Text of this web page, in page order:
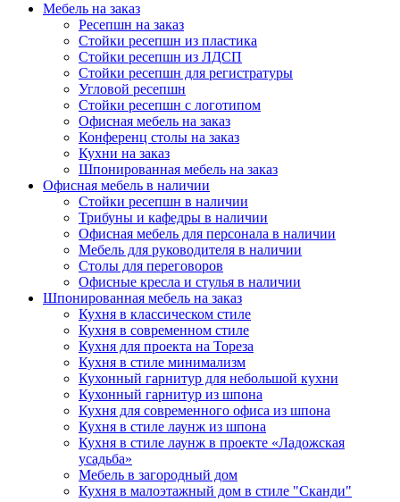
Мебель на заказ
Ресепшн на заказ
Стойки ресепшн из пластика
Стойки ресепшн из ЛДСП
Стойки ресепшн для регистратуры
Угловой ресепшн
Стойки ресепшн с логотипом
Офисная мебель на заказ
Конференц столы на заказ
Кухни на заказ
Шпонированная мебель на заказ
Офисная мебель в наличии
Стойки ресепшн в наличии
Трибуны и кафедры в наличии
Офисная мебель для персонала в наличии
Мебель для руководителя в наличии
Столы для переговоров
Офисные кресла и стулья в наличии
Шпонированная мебель на заказ
Кухня в классическом стиле
Кухня в современном стиле
Кухня для проекта на Тореза
Кухня в стиле минимализм
Кухонный гарнитур для небольшой кухни
Кухонный гарнитур из шпона
Кухня для современного офиса из шпона
Кухня в стиле лаунж из шпона
Кухня в стиле лаунж в проекте «Ладожская
усадьба»
Мебель в загородный дом
Кухня в малоэтажный дом в стиле "Сканди"